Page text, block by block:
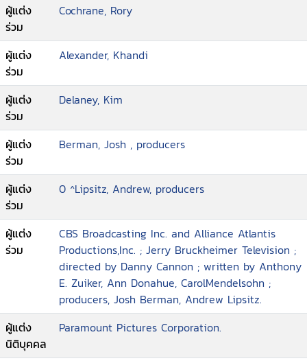
ผู้แต่ง
ร่วม
Cochrane, Rory
ผู้แต่ง
ร่วม
Alexander, Khandi
ผู้แต่ง
ร่วม
Delaney, Kim
ผู้แต่ง
ร่วม
Berman, Josh , producers
ผู้แต่ง
ร่วม
0 ^Lipsitz, Andrew, producers
ผู้แต่ง
ร่วม
CBS Broadcasting Inc. and Alliance Atlantis
Productions,Inc. ; Jerry Bruckheimer Television ;
directed by Danny Cannon ; written by Anthony
E. Zuiker, Ann Donahue, CarolMendelsohn ;
producers, Josh Berman, Andrew Lipsitz.
ผู้แต่ง
นิติบุคคล
Paramount Pictures Corporation.